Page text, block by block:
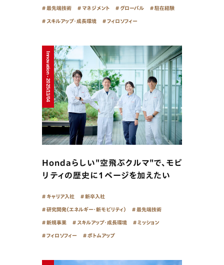
最先端技術 マネジメント グローバル 駐在経験
スキルアップ・成長環境 フィロソフィー
Innovation - 2025/11/04
Hondaらしい"空飛ぶクルマ"で、モビ
リティの歴史に１ページを加えたい
キャリア入社 新卒入社
研究開発（エネルギー・新モビリティ） 最先端技術
新規事業 スキルアップ・成長環境 ミッション
フィロソフィー ボトムアップ